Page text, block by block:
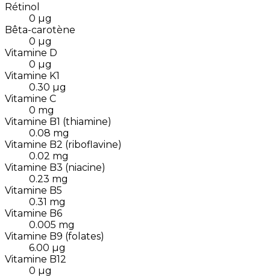
Rétinol
0 µg
Bêta-carotène
0 µg
Vitamine D
0 µg
Vitamine K1
0.30 µg
Vitamine C
0 mg
Vitamine B1 (thiamine)
0.08 mg
Vitamine B2 (riboflavine)
0.02 mg
Vitamine B3 (niacine)
0.23 mg
Vitamine B5
0.31 mg
Vitamine B6
0.005 mg
Vitamine B9 (folates)
6.00 µg
Vitamine B12
0 µg